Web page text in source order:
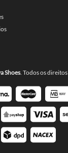
Shoes. Todos os